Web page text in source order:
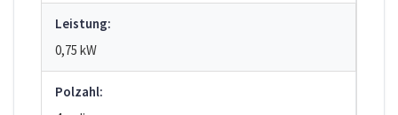
Leistung:
0,75 kW
Polzahl: